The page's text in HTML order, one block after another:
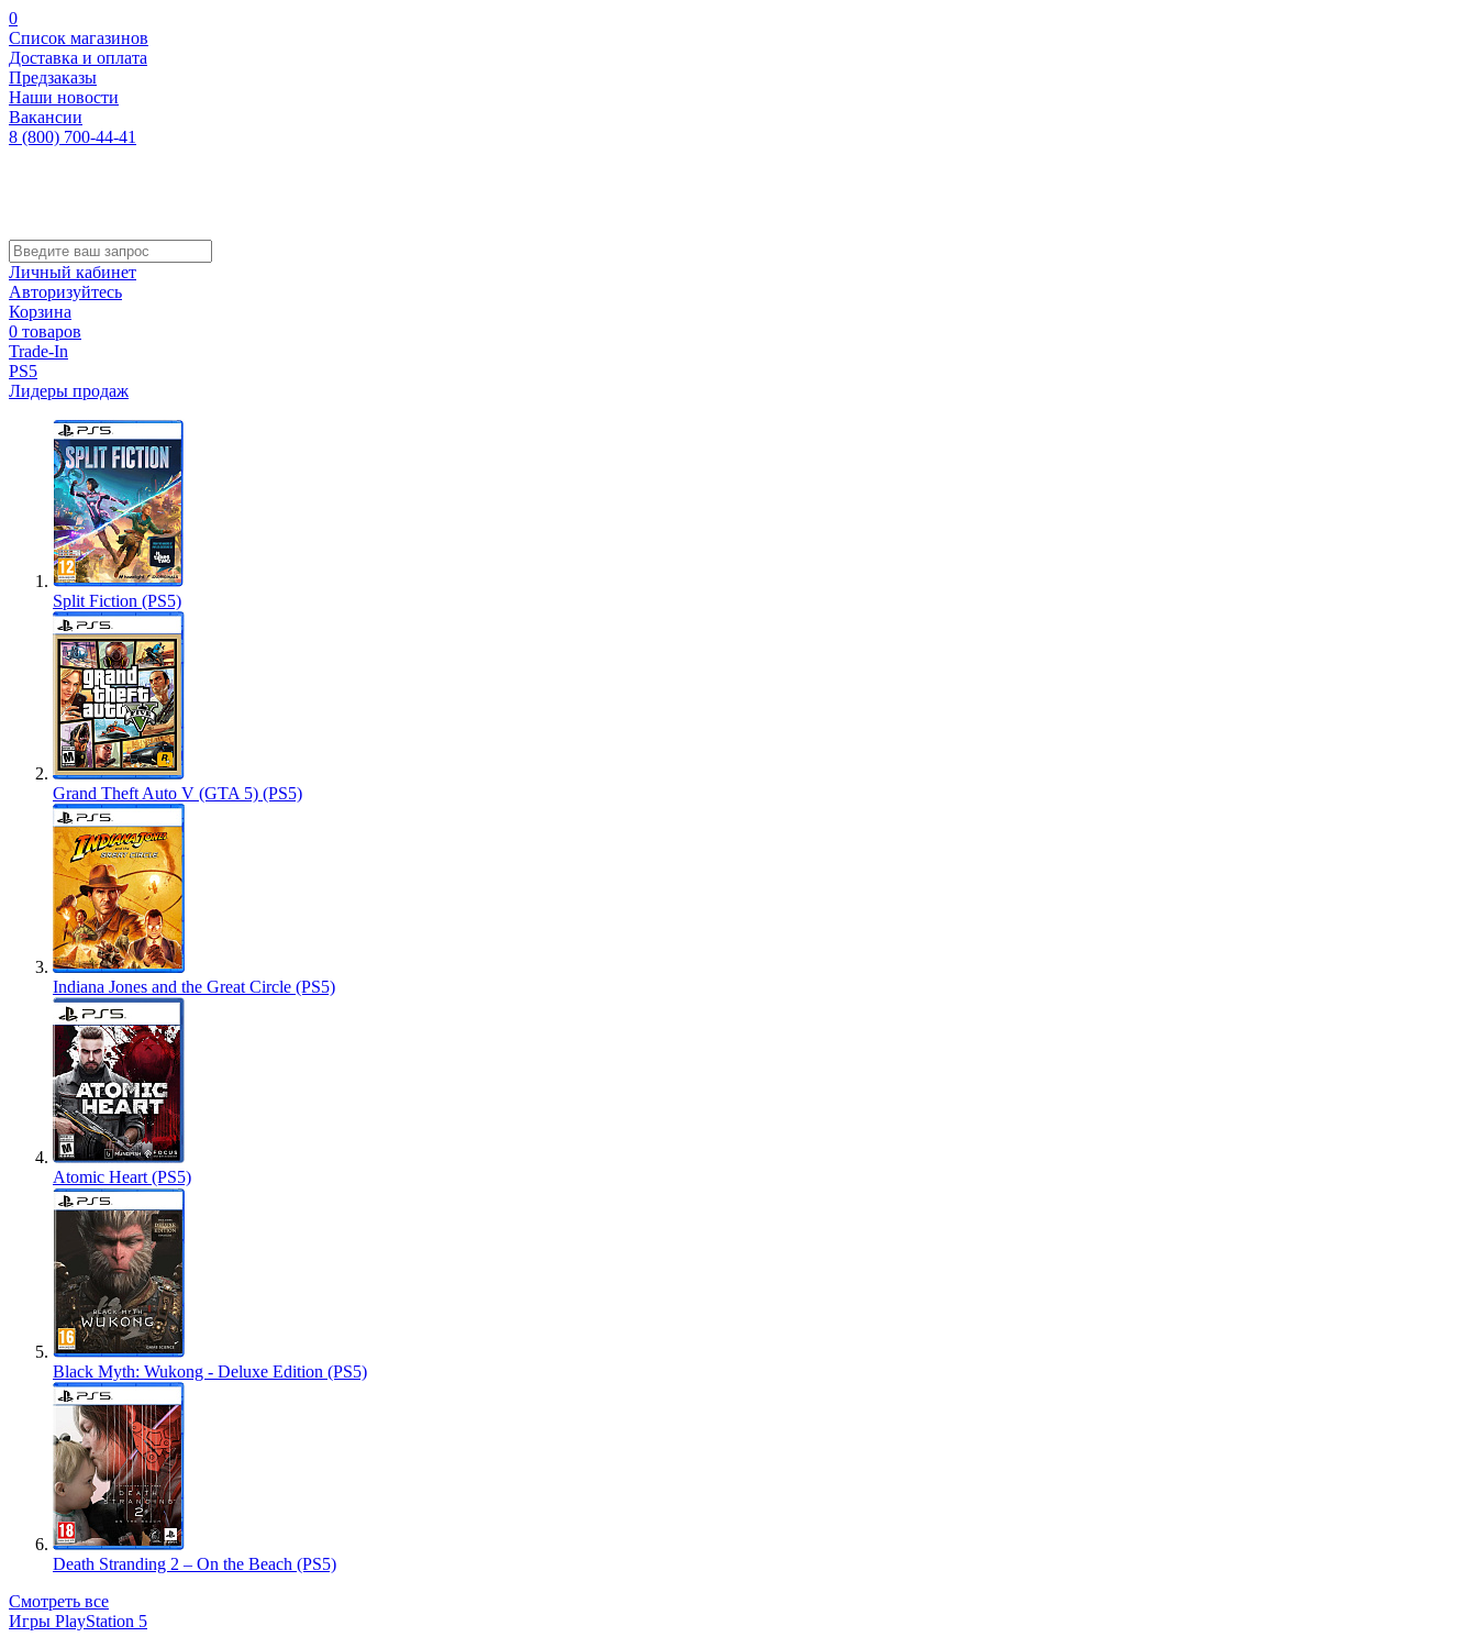
0
Список магазинов
Доставка и оплата
Предзаказы
Наши новости
Вакансии
8 (800) 700-44-41
Личный кабинет
Авторизуйтесь
Корзина
0 товаров
Trade-In
PS5
Лидеры продаж
Split Fiction (PS5)
Grand Theft Auto V (GTA 5) (PS5)
Indiana Jones and the Great Circle (PS5)
Atomic Heart (PS5)
Black Myth: Wukong - Deluxe Edition (PS5)
Death Stranding 2 – On the Beach (PS5)
Смотреть все
Игры PlayStation 5